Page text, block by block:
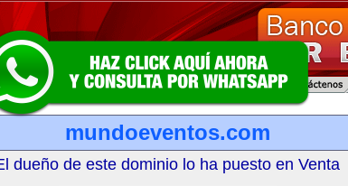
mundoeventos.com
dueño de este dominio lo ha puesto en Venta